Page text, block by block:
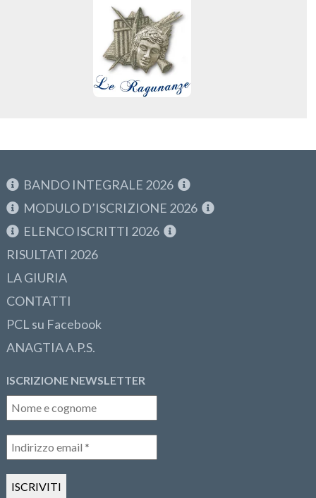
BANDO INTEGRALE 2026
MODULO D’ISCRIZIONE 2026
ELENCO ISCRITTI 2026
RISULTATI 2026
LA GIURIA
CONTATTI
PCL su Facebook
ANAGTIA A.P.S.
ISCRIZIONE NEWSLETTER